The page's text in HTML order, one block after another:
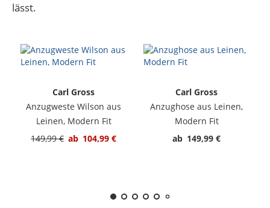
lässt.
Carl Gross
Anzugweste Wilson aus
Leinen, Modern Fit
149,99 € ab 104,99 €
Carl Gross
Anzughose aus Leinen,
Modern Fit
ab 149,99 €